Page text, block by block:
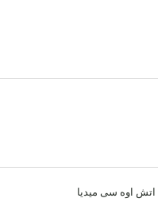
اتش اوه سى ميديا